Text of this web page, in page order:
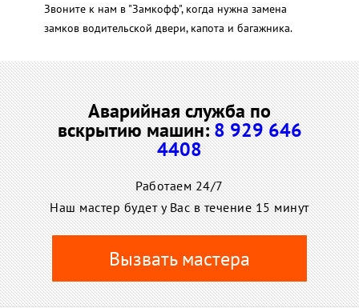
Звоните к нам в "Замкофф", когда нужна замена
замков водительской двери, капота и багажника.
Аварийная служба по
вскрытию машин:8 929 646
4408
Работаем 24/7
Наш мастер будет у Вас в течение 15 минут
Вызвать мастера